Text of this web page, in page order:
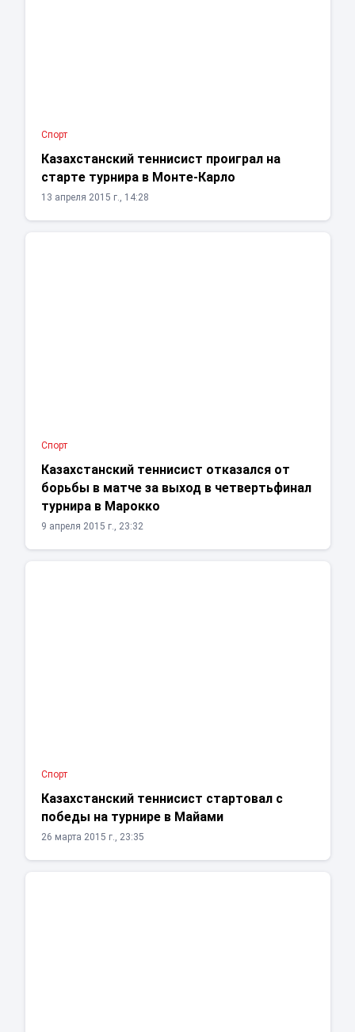
Спорт
Казахстанский теннисист проиграл на
старте турнира в Монте-Карло
13 апреля 2015 г., 14:28
Спорт
Казахстанский теннисист отказался от
борьбы в матче за выход в четвертьфинал
турнира в Марокко
9 апреля 2015 г., 23:32
Спорт
Казахстанский теннисист стартовал с
победы на турнире в Майами
26 марта 2015 г., 23:35